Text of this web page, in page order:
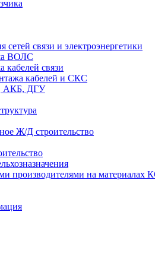
сетей связи и электроэнергетики
ВОЛС
кабелей связи
кабелей и СКС
АКБ, ДГУ
Ж/Д строительство
производителями на материалах